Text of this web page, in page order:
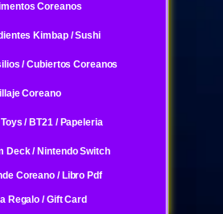
Coreanos
Kimbap / Sushi
/ Cubiertos Coreanos
Coreano
/ BT21 / Papeleria
Deck / Nintendo Switch
Coreano / Libro Pdf
Regalo / Gift Card